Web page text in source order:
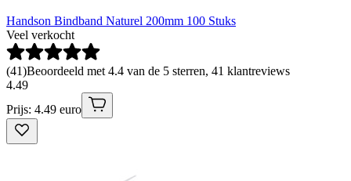
Handson Bindband Naturel 200mm 100 Stuks
Veel verkocht
(41)Beoordeeld met 4.4 van de 5 sterren, 41 klantreviews
4.49
Prijs: 4.49 euro